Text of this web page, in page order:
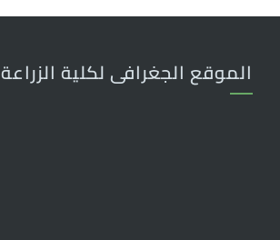
الموقع الجغرافى لكلية الزراعة